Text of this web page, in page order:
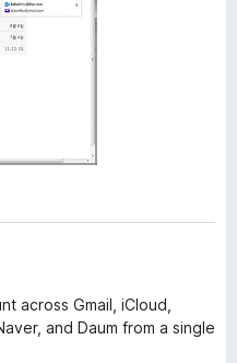
across Gmail, iCloud,
and Daum from a single